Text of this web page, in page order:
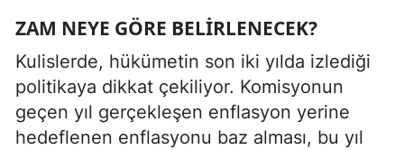
ZAM NEYE GÖRE BELIRLENECEK?
Kulislerde, hükümetin son iki yılda izlediği
politikaya dikkat çekiliyor. Komisyonun
geçen yıl gerçekleşen enflasyon yerine
hedeflenen enflasyonu baz alması, bu yıl